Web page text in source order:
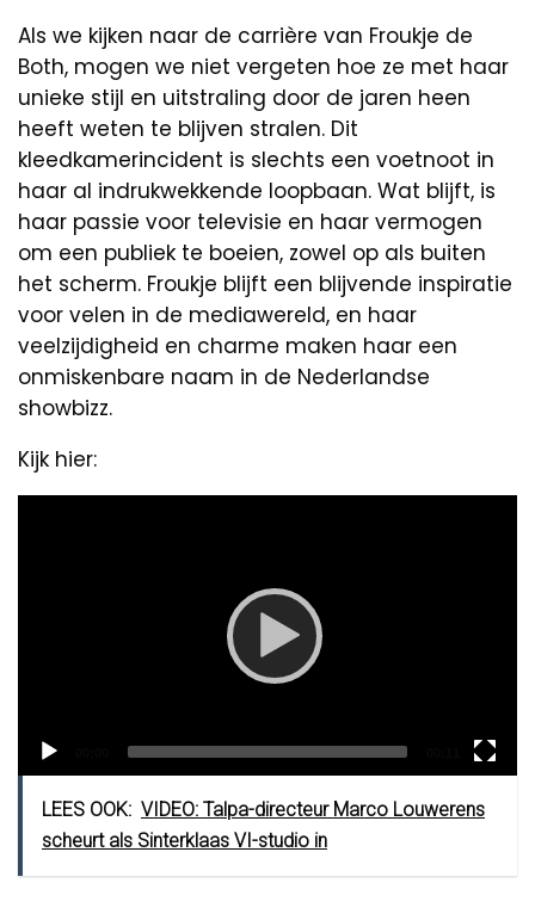
Als we kijken naar de carrière van Froukje de
Both, mogen we niet vergeten hoe ze met haar
unieke stijl en uitstraling door de jaren heen
heeft weten te blijven stralen. Dit
kleedkamerincident is slechts een voetnoot in
haar al indrukwekkende loopbaan. Wat blijft, is
haar passie voor televisie en haar vermogen
om een publiek te boeien, zowel op als buiten
het scherm. Froukje blijft een blijvende inspiratie
voor velen in de mediawereld, en haar
veelzijdigheid en charme maken haar een
onmiskenbare naam in de Nederlandse
showbizz.
Kijk hier:
duration
LEES OOK: VIDEO: Talpa-directeur Marco Louwerens
scheurt als Sinterklaas VI-studio in